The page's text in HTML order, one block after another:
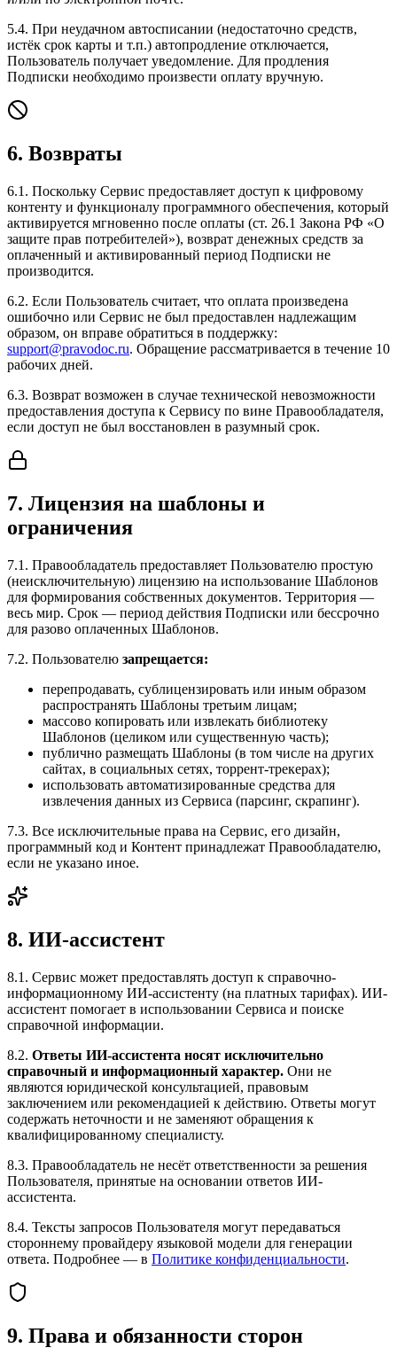
5.4. При неудачном автосписании (недостаточно средств,
истёк срок карты и т.п.) автопродление отключается,
Пользователь получает уведомление. Для продления
Подписки необходимо произвести оплату вручную.
6. Возвраты
6.1. Поскольку Сервис предоставляет доступ к цифровому
контенту и функционалу программного обеспечения, который
активируется мгновенно после оплаты (ст. 26.1 Закона РФ «О
защите прав потребителей»), возврат денежных средств за
оплаченный и активированный период Подписки не
производится.
6.2. Если Пользователь считает, что оплата произведена
ошибочно или Сервис не был предоставлен надлежащим
образом, он вправе обратиться в поддержку:
support@pravodoc.ru. Обращение рассматривается в течение 10
рабочих дней.
6.3. Возврат возможен в случае технической невозможности
предоставления доступа к Сервису по вине Правообладателя,
если доступ не был восстановлен в разумный срок.
7. Лицензия на шаблоны и
ограничения
7.1. Правообладатель предоставляет Пользователю простую
(неисключительную) лицензию на использование Шаблонов
для формирования собственных документов. Территория —
весь мир. Срок — период действия Подписки или бессрочно
для разово оплаченных Шаблонов.
7.2. Пользователю запрещается:
перепродавать, сублицензировать или иным образом
распространять Шаблоны третьим лицам;
массово копировать или извлекать библиотеку
Шаблонов (целиком или существенную часть);
публично размещать Шаблоны (в том числе на других
сайтах, в социальных сетях, торрент-трекерах);
использовать автоматизированные средства для
извлечения данных из Сервиса (парсинг, скрапинг).
7.3. Все исключительные права на Сервис, его дизайн,
программный код и Контент принадлежат Правообладателю,
если не указано иное.
8. ИИ-ассистент
8.1. Сервис может предоставлять доступ к справочно-
информационному ИИ-ассистенту (на платных тарифах). ИИ-
ассистент помогает в использовании Сервиса и поиске
справочной информации.
8.2. Ответы ИИ-ассистента носят исключительно
справочный и информационный характер. Они не
являются юридической консультацией, правовым
заключением или рекомендацией к действию. Ответы могут
содержать неточности и не заменяют обращения к
квалифицированному специалисту.
8.3. Правообладатель не несёт ответственности за решения
Пользователя, принятые на основании ответов ИИ-
ассистента.
8.4. Тексты запросов Пользователя могут передаваться
стороннему провайдеру языковой модели для генерации
ответа. Подробнее — в Политике конфиденциальности.
9. Права и обязанности сторон